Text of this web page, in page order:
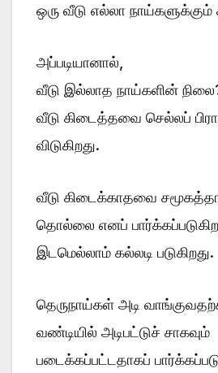
ஒரு வீடு எல்லா
அப்படியானால்,
வீடு இல்லாத நாய்களின்
வீடு கிடைத்தவை செல்லப்
விடுகிறது.
வீடு கிடைக்காதவை
தொல்லை எனப்
இடமெல்லாம் கல்லடி படுகிறது.
தெருநாய்கள் அடி
வண்டியில் அடிபட்டுச் சாகவும்
படைக்கப்பட்டதாகப்